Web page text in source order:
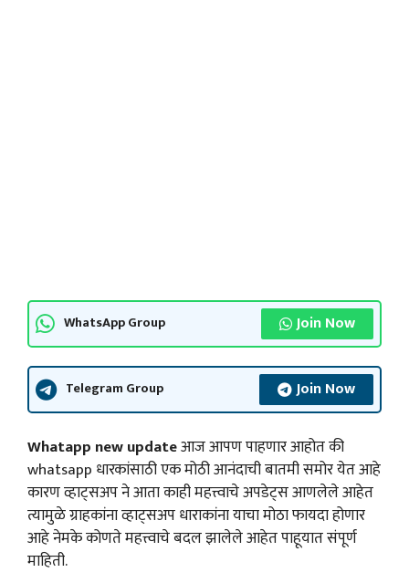
WhatsApp Group Join Now
Telegram Group Join Now
Whatapp new updateआज आपण पाहणार आहोत की
whatsapp धारकांसाठी एक मोठी आनंदाची बातमी समोर येत आहे
कारण व्हाट्सअप ने आता काही महत्त्वाचे अपडेट्स आणलेले आहेत
त्यामुळे ग्राहकांना व्हाट्सअप धाराकांना याचा मोठा फायदा होणार
आहे नेमके कोणते महत्त्वाचे बदल झालेले आहेत पाहूयात संपूर्ण
माहिती.